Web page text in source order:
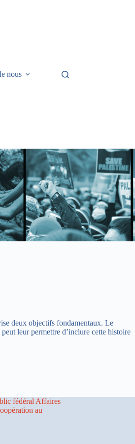
nous
deux objectifs fondamentaux. Le
leur permettre d’inclure cette histoire
fédéral Affaires
au